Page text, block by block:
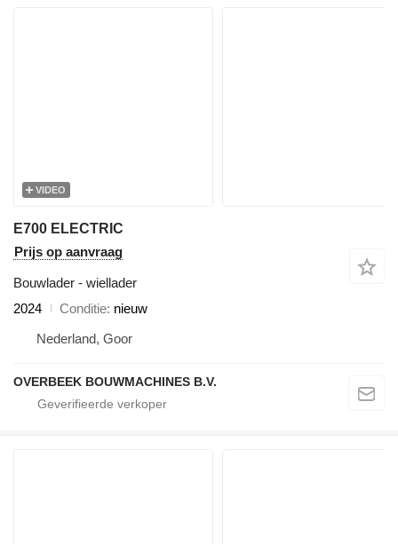
VIDEO
E700 ELECTRIC
Prijs op aanvraag
Bouwlader - wiellader
2024
Conditie nieuw
Nederland, Goor
OVERBEEK BOUWMACHINES B.V.